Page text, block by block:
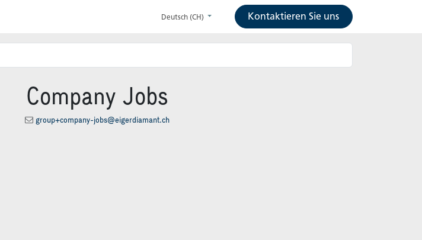
Deutsch (CH) Kontaktieren Sie uns
Company Jobs
group+company-jobs@eigerdiamant.ch